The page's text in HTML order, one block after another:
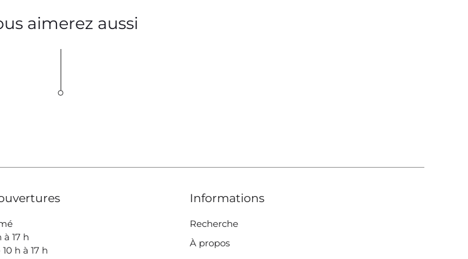
aimerez aussi
à 17 h
10 h à 17 h
Informations
Recherche
À propos